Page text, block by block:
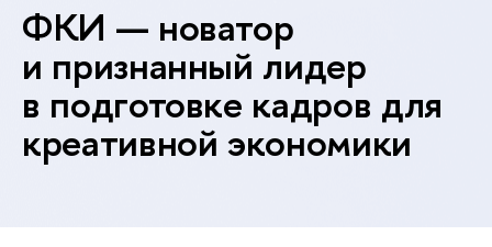
ФКИ — новатор
и признанный лидер
в подготовке кадров для
креативной экономики